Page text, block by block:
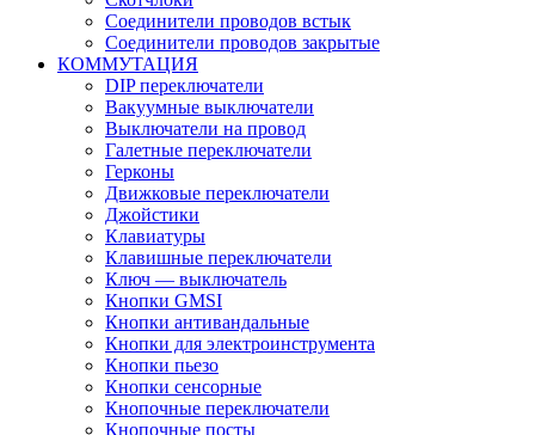
Соединители проводов встык
Соединители проводов закрытые
КОММУТАЦИЯ
DIP переключатели
Вакуумные выключатели
Выключатели на провод
Галетные переключатели
Герконы
Движковые переключатели
Джойстики
Клавиатуры
Клавишные переключатели
Ключ — выключатель
Кнопки GMSI
Кнопки антивандальные
Кнопки для электроинструмента
Кнопки пьезо
Кнопки сенсорные
Кнопочные переключатели
Кнопочные посты